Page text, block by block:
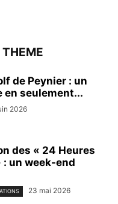
THEME
de Peynier : un
en seulement...
2026
des « 24 Heures
: un week-end
23 mai 2026